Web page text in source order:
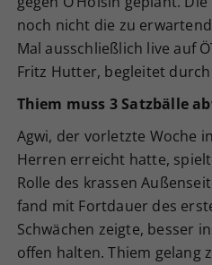
noch nicht die zu
Mal ausschließlich live auf
Fritz Hutter, begleitet durch
Thiem muss 3 Satzbälle
Agwi, der vorletzte Woche
Herren erreicht hatte,
Rolle des krassen
fand mit Fortdauer des
Schwächen zeigte, besser
offen halten. Thiem gelang